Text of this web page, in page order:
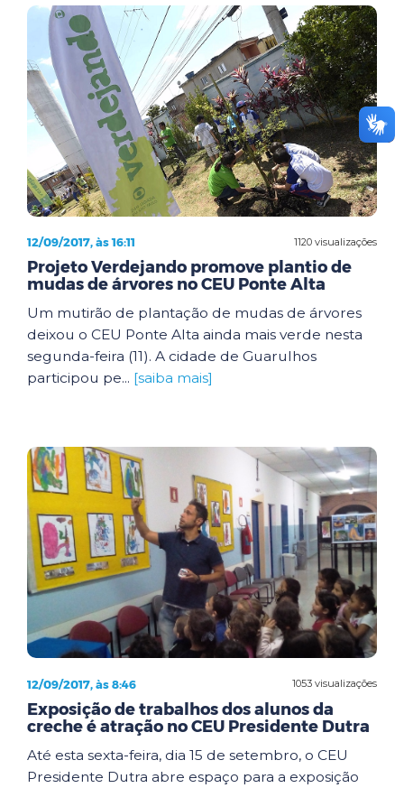
1120 visualizações
12/09/2017, às 16:11
Projeto Verdejando promove plantio de
mudas de árvores no CEU Ponte Alta
Um mutirão de plantação de mudas de árvores
deixou o CEU Ponte Alta ainda mais verde nesta
segunda-feira (11). A cidade de Guarulhos
participou pe... [saiba mais]
1053 visualizações
12/09/2017, às 8:46
Exposição de trabalhos dos alunos da
creche é atração no CEU Presidente Dutra
Até esta sexta-feira, dia 15 de setembro, o CEU
Presidente Dutra abre espaço para a exposição